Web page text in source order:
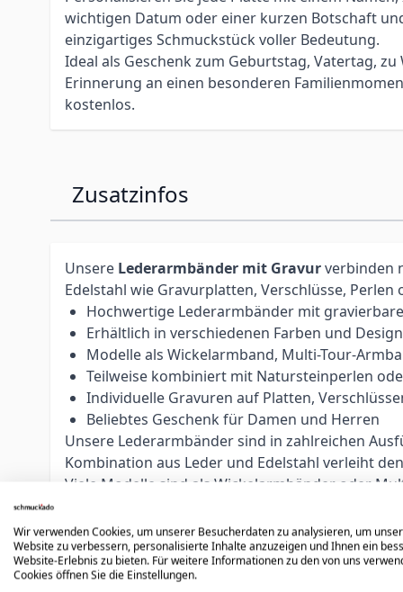
wichtigen Datum oder einer kurzen Botschaft
einzigartiges Schmuckstück voller Bedeutung.
Ideal als Geschenk zum Geburtstag, Vatertag,
Erinnerung an einen besonderen
kostenlos.
Zusatzinfos
Unsere Lederarmbänder mit Gravurverbinden
Edelstahl wie Gravurplatten, Verschlüsse,
Hochwertige Lederarmbänder mit
Erhältlich in verschiedenen Farben und
Modelle als Wickelarmband, Multi-Tour-
Teilweise kombiniert mit Natursteinperlen
Individuelle Gravuren auf Platten,
Beliebtes Geschenk für Damen und Herren
Unsere Lederarmbänder sind in zahlreichen
Kombination aus Leder und Edelstahl verleiht
Viele Modelle sind als Wickelarmbänder oder
durch Natursteinperlen ergänzt, die jedem
Für die Personalisierung stehen zwei
und kontrastreicher erscheint. Die Wahl der
Gravurtechniken mit hochpräzisen
Wir verwenden Cookies, um unserer Besucherdaten zu analysieren, um
Website zu verbessern, personalisierte Inhalte anzuzeigen und Ihnen ein
Website-Erlebnis zu bieten. Für weitere Informationen zu den von uns
Cookies öffnen Sie die Einstellungen.